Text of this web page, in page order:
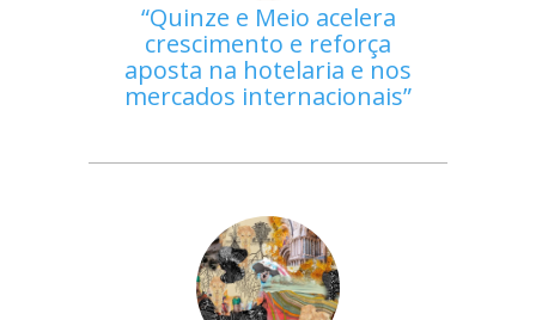
Quinze e Meio acelera
crescimento e reforça
aposta na hotelaria e nos
mercados internacionais